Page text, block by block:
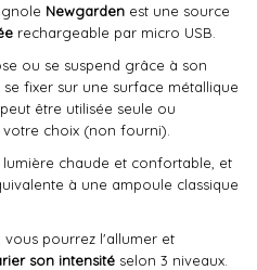
Newgarden est une source
rechargeable par micro USB.
ou se suspend grâce à son
fixer sur une surface métallique
peut être utilisée seule ou
choix (non fourni).
chaude et confortable, et
à une ampoule classique
, vous pourrez l'allumer et
son intensité selon 3 niveaux.